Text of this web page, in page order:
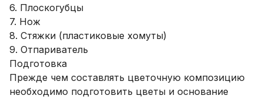
6. Плоскогубцы
7. Нож
8. Стяжки (пластиковые хомуты)
9. Отпариватель
Подготовка
Прежде чем составлять цветочную композицию
необходимо подготовить цветы и основание